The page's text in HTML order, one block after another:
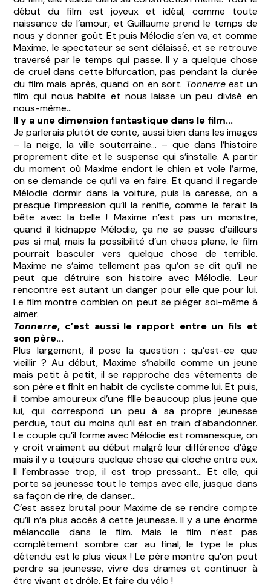
début du film est joyeux et idéal, comme toute
naissance de l’amour, et Guillaume prend le temps de
nous y donner goût. Et puis Mélodie s’en va, et comme
Maxime, le spectateur se sent délaissé, et se retrouve
traversé par le temps qui passe. Il y a quelque chose
de cruel dans cette bifurcation, pas pendant la durée
du film mais après, quand on en sort. Tonnerreest un
film qui nous habite et nous laisse un peu divisé en
nous-même...
Il y a une dimension fantastique dans le film...
Je parlerais plutôt de conte, aussi bien dans les images
– la neige, la ville souterraine... – que dans l’histoire
proprement dite et le suspense qui s’installe. A partir
du moment où Maxime endort le chien et vole l’arme,
on se demande ce qu’il va en faire. Et quand il regarde
Mélodie dormir dans la voiture, puis la caresse, on a
presque l’impression qu’il la renifle, comme le ferait la
bête avec la belle ! Maxime n’est pas un monstre,
quand il kidnappe Mélodie, ça ne se passe d’ailleurs
pas si mal, mais la possibilité d’un chaos plane, le film
pourrait basculer vers quelque chose de terrible.
Maxime ne s’aime tellement pas qu’on se dit qu’il ne
peut que détruire son histoire avec Mélodie. Leur
rencontre est autant un danger pour elle que pour lui.
Le film montre combien on peut se piéger soi-même à
aimer.
Tonnerre, c’est aussi le rapport entre un fils et
son père...
Plus largement, il pose la question : qu’est-ce que
vieillir ? Au début, Maxime s’habille comme un jeune
mais petit à petit, il se rapproche des vêtements de
son père et finit en habit de cycliste comme lui. Et puis,
il tombe amoureux d’une fille beaucoup plus jeune que
lui, qui correspond un peu à sa propre jeunesse
perdue, tout du moins qu’il est en train d’abandonner.
Le couple qu’il forme avec Mélodie est romanesque, on
y croit vraiment au début malgré leur différence d’âge
mais il y a toujours quelque chose qui cloche entre eux.
Il l’embrasse trop, il est trop pressant... Et elle, qui
porte sa jeunesse tout le temps avec elle, jusque dans
sa façon de rire, de danser...
C’est assez brutal pour Maxime de se rendre compte
qu’il n’a plus accès à cette jeunesse. Il y a une énorme
mélancolie dans le film. Mais le film n’est pas
complètement sombre car au final, le type le plus
détendu est le plus vieux ! Le père montre qu’on peut
perdre sa jeunesse, vivre des drames et continuer à
être vivant et drôle. Et faire du vélo !